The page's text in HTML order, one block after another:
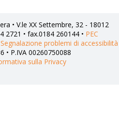
• V.le XX Settembre, 32 - 18012
2721 • fax.0184 260144 • PEC
Segnalazione problemi di accessibilità
• P.IVA 00260750088
sulla Privacy